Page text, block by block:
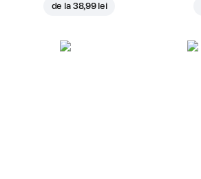
de la 38,99 lei